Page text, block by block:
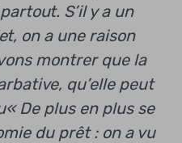
S’il y a un
on a une raison
montrer que la
qu’elle peut
« De plus en plus se
du prêt : on a vu